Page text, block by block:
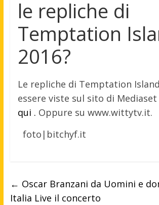
le repliche di
Temptation
2016?
Le repliche di Temptation
essere viste sul sito di Mediaset
qui . Oppure su www.wittytv.it.
foto|bitchyf.it
← Oscar Branzani da Uomini e
Italia Live il concerto